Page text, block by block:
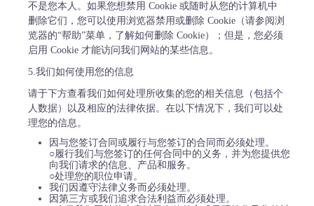
不是您本人。如果您想禁用 Cookie 或随时从您的计算机中
删除它们，您可以使用浏览器禁用或删除 Cookie（请参阅浏
览器的“帮助”菜单，了解如何删除 Cookie）；但是，您必须
启用 Cookie 才能访问我们网站的某些信息。
5.我们如何使用您的信息
请于下方查看我们如何处理所收集的您的相关信息（包括个
人数据）以及相应的法律依据。在以下情况下，我们可以处
理您的信息。
因与您签订合同或履行与您签订的合同而必须处理。
○履行我们与您签订的任何合同中的义务，并为您提供您
向我们请求的信息、产品和服务。
○处理您的职位申请。
我们因遵守法律义务而必须处理。
因第三方或我们追求合法利益而必须处理。